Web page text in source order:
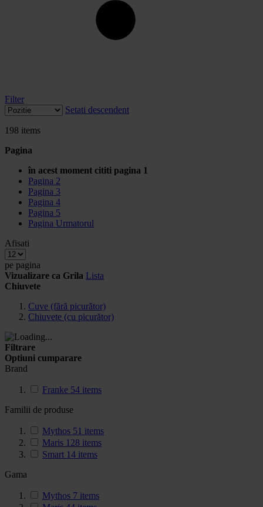
Filter
Setati descendent
198 items
Pagina
în acest moment cititi pagina 1
Pagina 2
Pagina 3
Pagina 4
Pagina 5
Pagina Urmatorul
Afisati
pe pagina
Vizualizare ca Grila Lista
Chiuvete
Cuve (fără picurător)
Chiuvete (cu picurător)
Filtrare
Optiuni cumparare
Brand
Franke 54 items
Familii de produse
Mythos 51 items
Maris 128 items
Smart 14 items
Gama
Mythos 7 items